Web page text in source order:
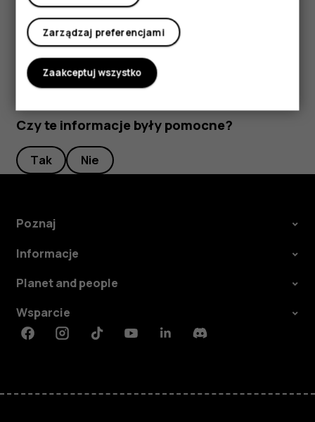
Aby zmienić układ ikon, dotknij
przytrzymaj ją, a następnie przeciągnij go w inne miejsce.
Czy te informacje były pomocne?
Tak Nie
Poznaj
Informacje
Planet and people
Wsparcie
FacebookInstagramTiktokYoutubeLinkedinDiscord
Zarządzaj preferencjami
Zaakceptuj wszystko